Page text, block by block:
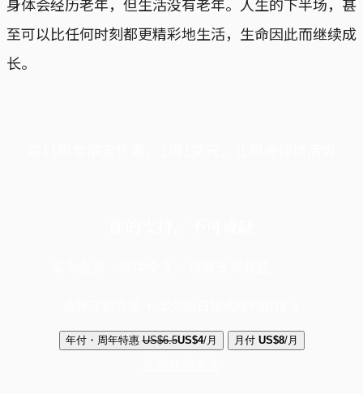
至可以比任何时刻都更精彩地生活，生命因此而继续成
长。
年付・周年特惠 US$6.5US$4/月 月付 US$8/月